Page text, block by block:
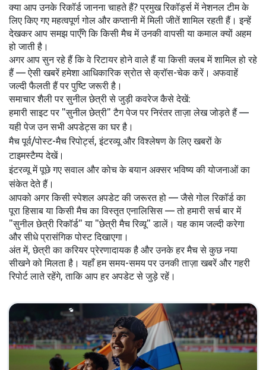
क्या आप उनके रिकॉर्ड जानना चाहते हैं? प्रमुख रिकॉर्ड्स में नेशनल टीम के
लिए किए गए महत्वपूर्ण गोल और कप्तानी में मिली जीतें शामिल रहती हैं। इन्हें
देखकर आप समझ पाएँगे कि किसी मैच में उनकी वापसी या कमाल क्यों अहम
हो जाती है।
अगर आप सुन रहे हैं कि वे रिटायर होने वाले हैं या किसी क्लब में शामिल हो रहे
हैं — ऐसी खबरें हमेशा आधिकारिक स्रोत से क्रॉस-चेक करें। अफवाहें
जल्दी फैलती हैं पर पुष्टि जरूरी है।
समाचार शैली पर सुनील छेत्री से जुड़ी कवरेज कैसे देखें:
हमारी साइट पर "सुनील छेत्री" टैग पेज पर निरंतर ताज़ा लेख जोड़ते हैं —
यही पेज उन सभी अपडेट्स का घर है।
मैच पूर्व/पोस्ट-मैच रिपोर्ट्स, इंटरव्यू और विश्लेषण के लिए खबरों के
टाइमस्टैम्प देखें।
इंटरव्यू में पूछे गए सवाल और कोच के बयान अक्सर भविष्य की योजनाओं का
संकेत देते हैं।
आपको अगर किसी स्पेशल अपडेट की जरूरत हो — जैसे गोल रिकॉर्ड का
पूरा हिसाब या किसी मैच का विस्तृत एनालिसिस — तो हमारी सर्च बार में
"सुनील छेत्री रिकॉर्ड" या "छेत्री मैच रिव्यू" डालें। यह काम जल्दी करेगा
और सीधे प्रासंगिक पोस्ट दिखाएगा।
अंत में, छेत्री का करियर प्रेरणादायक है और उनके हर मैच से कुछ नया
सीखने को मिलता है। यहाँ हम समय-समय पर उनकी ताज़ा खबरें और गहरी
रिपोर्ट लाते रहेंगे, ताकि आप हर अपडेट से जुड़े रहें।